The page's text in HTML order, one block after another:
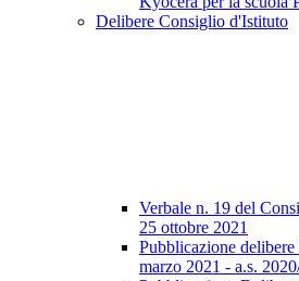
Delibere Consiglio d'Istituto
Verbale n. 19 del
25 ottobre 2021
Pubblicazione
marzo 2021 - a.s.